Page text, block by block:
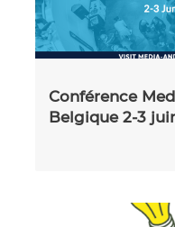
Conférence
Belgique 2-3